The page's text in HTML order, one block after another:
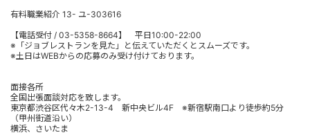
有料職業紹介 13- ユ-303616
【電話受付 / 03-5358-8664】 平日10:00-22:00
※「ジョブレストランを見た」と伝えていただくとスムーズです。
※土日はWEBからの応募のみ受け付けております。
面接各所
全国出張面談対応を致します。
東京都渋谷区代々木2-13-4 新中央ビル4F ※新宿駅南口より徒歩約5分
（甲州街道沿い）
横浜、さいたま